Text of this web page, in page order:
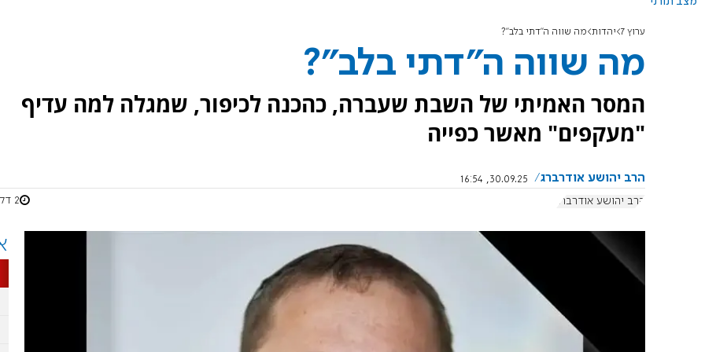
ערוץ 7 יהדות מה שווה ה"דתי בלב"?
מה שווה ה"דתי בלב"?
המסר האמיתי של השבת שעברה, כהכנה לכיפור, שמגלה למה עדיף
"מעקפים" מאשר כפייה
הרב יהושע אודרברג
30.09.25, 16:54
הרב יהושע אודרברג
2 דקות